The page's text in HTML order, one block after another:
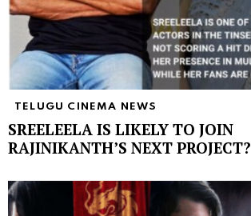
TELUGU CINEMA NEWS
SREELEELA IS LIKELY TO JOIN
RAJINIKANTH’S NEXT PROJECT?